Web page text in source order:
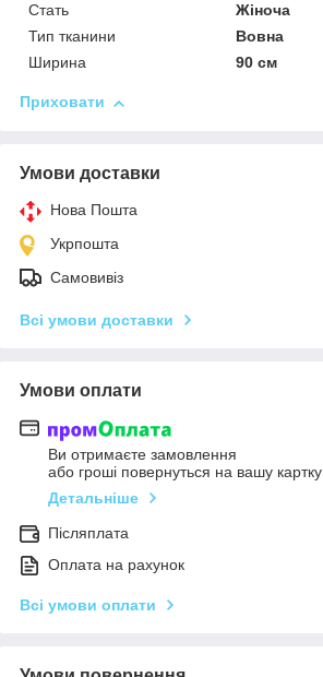
Стать
Жіноча
Тип тканини
Вовна
Ширина
90 см
Приховати
Умови доставки
Нова Пошта
Укрпошта
Самовивіз
Всі умови доставки
Умови оплати
Ви отримаєте замовлення
або гроші повернуться на вашу картку
Детальніше
Післяплата
Оплата на рахунок
Всі умови оплати